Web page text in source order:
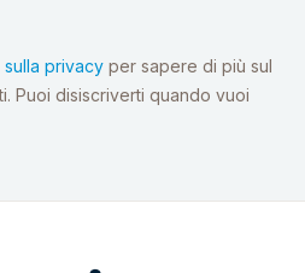
sulla privacy per sapere di più sul
Puoi disiscriverti quando vuoi